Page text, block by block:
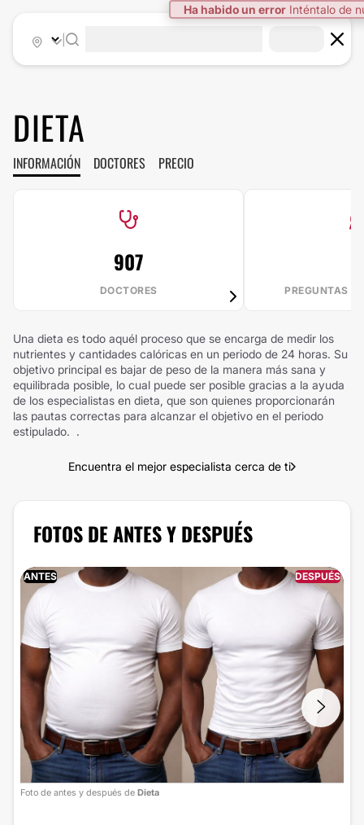
Ha habido un error Inténtalo de
DIETA
INFORMACIÓN DOCTORES PRECIO
907
DOCTORES PREGUNTAS
Una dieta es todo aquél proceso que se encarga de medir los
nutrientes y cantidades calóricas en un periodo de 24 horas. Su
objetivo principal es bajar de peso de la manera más sana y
equilibrada posible, lo cual puede ser posible gracias a la ayuda
de los especialistas en dieta, que son quienes proporcionarán
las pautas correctas para alcanzar el objetivo en el periodo
estipulado. .
Encuentra el mejor especialista cerca de ti
FOTOS DE ANTES Y DESPUÉS
ANTES DESPUÉS
Foto de antes y después de Dieta